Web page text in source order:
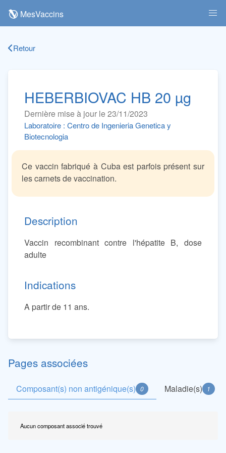
MesVaccins
Retour
HEBERBIOVAC HB 20 µg
Dernière mise à jour le 23/11/2023
Laboratoire : Centro de Ingenieria Genetica y
Biotecnologia
Ce vaccin fabriqué à Cuba est parfois présent sur
les carnets de vaccination.
Description
Vaccin recombinant contre l'hépatite B, dose
adulte
Indications
A partir de 11 ans.
Pages associées
Composant(s) non antigénique(s) 0 Maladie(s) 1
Aucun composant associé trouvé